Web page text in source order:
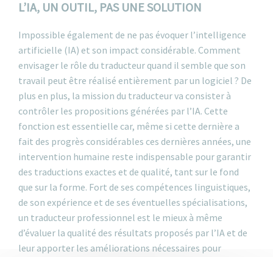
L’IA, UN OUTIL, PAS UNE SOLUTION
Impossible également de ne pas évoquer l’intelligence
artificielle (IA) et son impact considérable. Comment
envisager le rôle du traducteur quand il semble que son
travail peut être réalisé entièrement par un logiciel ? De
plus en plus, la mission du traducteur va consister à
contrôler les propositions générées par l’IA. Cette
fonction est essentielle car, même si cette dernière a
fait des progrès considérables ces dernières années, une
intervention humaine reste indispensable pour garantir
des traductions exactes et de qualité, tant sur le fond
que sur la forme. Fort de ses compétences linguistiques,
de son expérience et de ses éventuelles spécialisations,
un traducteur professionnel est le mieux à même
d’évaluer la qualité des résultats proposés par l’IA et de
leur apporter les améliorations nécessaires pour